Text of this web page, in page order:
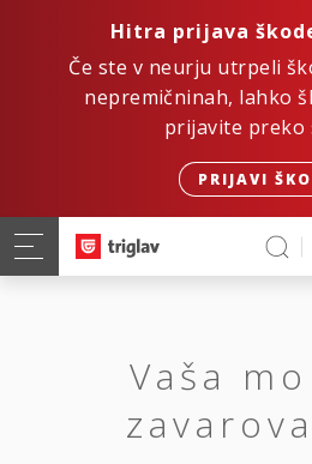
Hitra prijava
Če ste v neurju utrpeli
nepremičninah, lahko
prijavite preko
PRIJAVI
Vaša